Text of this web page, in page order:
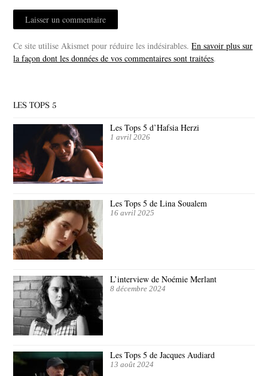
Ce site utilise Akismet pour réduire les indésirables.En savoir plus sur
la façon dont les données de vos commentaires sont traitées.
LES TOPS 5
Les Tops 5 d’Hafsia Herzi
1 avril 2026
Les Tops 5 de Lina Soualem
16 avril 2025
L’interview de Noémie Merlant
8 décembre 2024
Les Tops 5 de Jacques Audiard
13 août 2024